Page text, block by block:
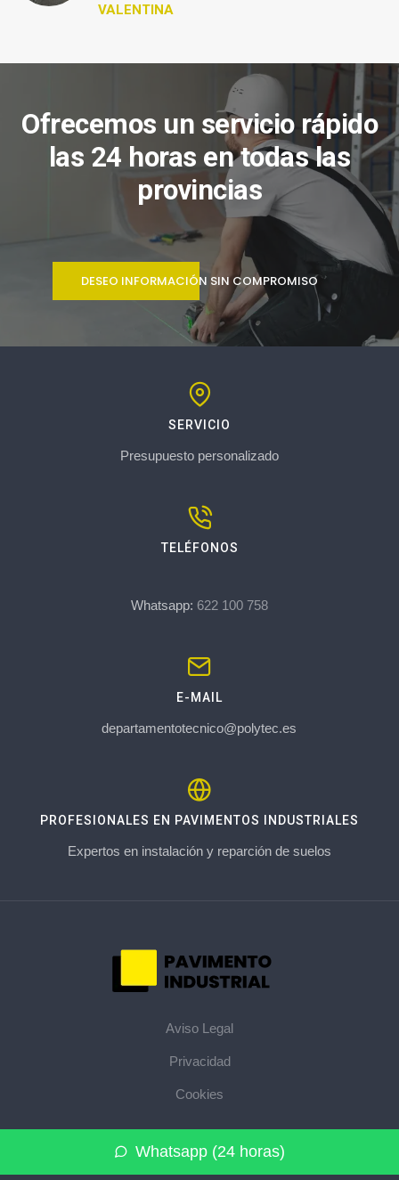
Whatsapp (24 horas)
VALENTINA
Ofrecemos un servicio rápido
las 24 horas en todas las
provincias
DESEO INFORMACIÓN SIN COMPROMISO
SERVICIO
Presupuesto personalizado
TELÉFONOS
Whatsapp: 622 100 758
E-MAIL
departamentotecnico@polytec.es
PROFESIONALES EN PAVIMENTOS INDUSTRIALES
Expertos en instalación y reparción de suelos
Aviso Legal
Privacidad
Cookies
© 2026 pavimentoindustrial.pro · La web de pavimentos
industriales de su provincia · Mapa del sitio